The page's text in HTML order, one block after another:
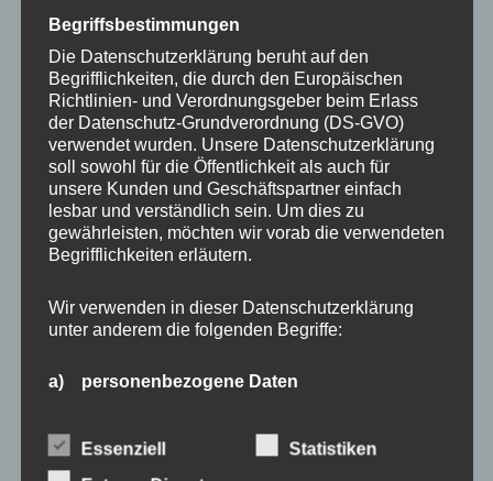
einem zweiten Patch.
Noppie-Heart-Patch 2er-Set:Du erhältst zwei
Noppie-Heart-Patches deiner Wahl. Das Patch ist in
den Farben Black♥Red, Soft Nude♥Peach,
Lavender♥Soft Nude, Orange♥Red und Peach
White erhältlich.
+++ funktioniert nur auf glatten, sauberen
Oberflächen +++
Das Produkt Handyhalterung Noppie-Heart-Patch –
sind nicht enthalten.
PATCH
Begriffsbestimmungen
Die Datenschutzerklärung beruht auf den
Begrifflichkeiten, die durch den Europäischen
Richtlinien- und Verordnungsgeber beim Erlass
der Datenschutz-Grundverordnung (DS-GVO)
verwendet wurden. Unsere Datenschutzerklärung
soll sowohl für die Öffentlichkeit als auch für
unsere Kunden und Geschäftspartner einfach
lesbar und verständlich sein. Um dies zu
gewährleisten, möchten wir vorab die verwendeten
Begrifflichkeiten erläutern.
Wir verwenden in dieser Datenschutzerklärung
unter anderem die folgenden Begriffe:
a) personenbezogene Daten
die sich auf eine identifizierte oder identifizierbare
natürliche Person (im Folgenden „betroffene
Essenziell
Statistiken